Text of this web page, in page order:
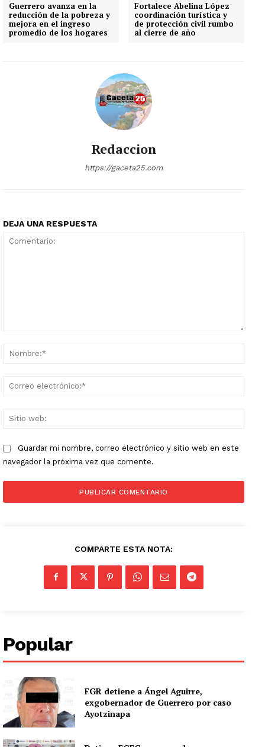
Guerrero avanza en la
reducción de la pobreza y
mejora en el ingreso
promedio de los hogares
Fortalece Abelina López
coordinación turística y
de protección civil rumbo
al cierre de año
Redaccion
https://gaceta25.com
DEJA UNA RESPUESTA
Guardar mi nombre, correo electrónico y sitio web en este
navegador la próxima vez que comente.
COMPARTE ESTA NOTA:
Popular
FGR detiene a Ángel Aguirre,
exgobernador de Guerrero por caso
Ayotzinapa